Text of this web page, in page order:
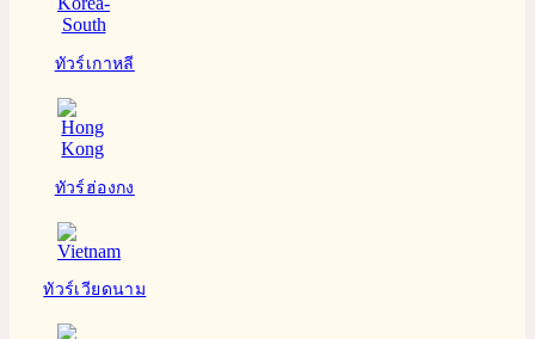
ทัวร์เกาหลี
ทัวร์ฮ่องกง
ทัวร์เวียดนาม